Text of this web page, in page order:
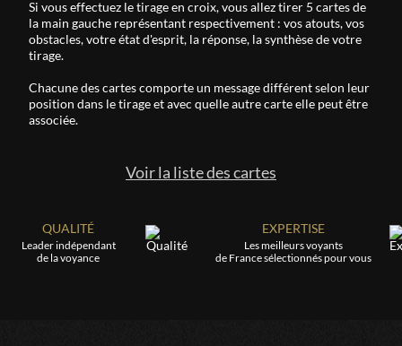
Si vous effectuez le tirage en croix, vous allez tirer 5 cartes de
la main gauche représentant respectivement : vos atouts, vos
obstacles, votre état d'esprit, la réponse, la synthèse de votre
tirage.
Chacune des cartes comporte un message différent selon leur
position dans le tirage et avec quelle autre carte elle peut être
associée.
Voir la liste des cartes
QUALITÉ
Leader indépendant
de la voyance
EXPERTISE
Les meilleurs voyants
de France sélectionnés pour vous